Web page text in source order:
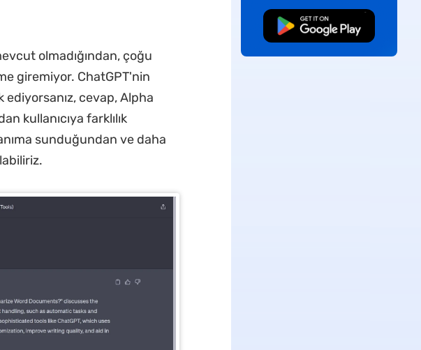
olmadığından, çoğu
giremiyor. ChatGPT'nin
ediyorsanız, cevap, Alpha
kullanıcıya farklılık
sunduğundan ve daha
Ücretsiz İndirme